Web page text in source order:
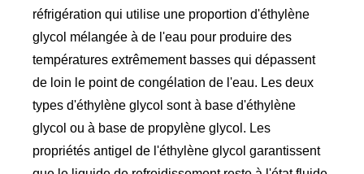
réfrigération qui utilise une proportion d'éthylène
glycol mélangée à de l'eau pour produire des
températures extrêmement basses qui dépassent
de loin le point de congélation de l'eau. Les deux
types d'éthylène glycol sont à base d'éthylène
glycol ou à base de propylène glycol. Les
propriétés antigel de l'éthylène glycol garantissent